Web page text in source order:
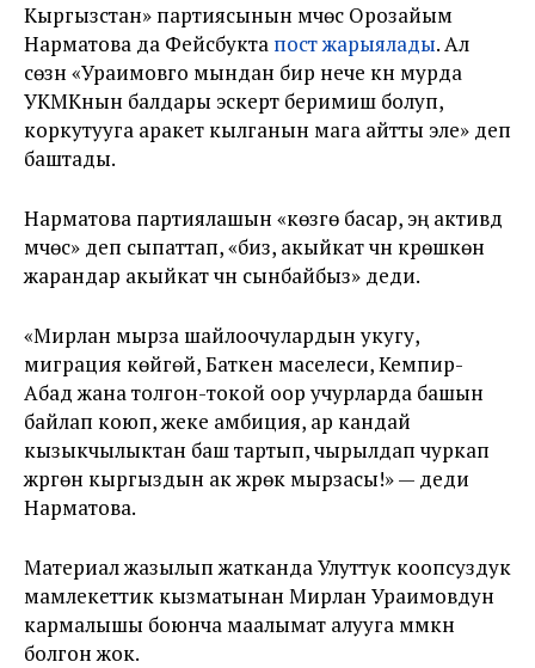
Кыргызстан» партиясынын мүчөсү Орозайым
Нарматова да Фейсбукта пост жарыялады. Ал
сөзүн «Ураимовго мындан бир нече күн мурда
УКМКнын балдары эскертүү беримиш болуп,
коркутууга аракет кылганын мага айтты эле» деп
баштады.
Нарматова партиялашын «көзгө басар, эң активдүү
мүчөсү» деп сыпаттап, «биз, акыйкат үчүн күрөшкөн
жарандар акыйкат үчүн сынбайбыз» деди.
«Мирлан мырза шайлоочулардын укугу,
миграция көйгөйү, Баткен маселеси, Кемпир-
Абад жана толгон-токой оор учурларда башын
байлап коюп, жеке амбиция, ар кандай
кызыкчылыктан баш тартып, чырылдап чуркап
жүргөн кыргыздын ак жүрөк мырзасы!» — деди
Нарматова.
Материал жазылып жатканда Улуттук коопсуздук
мамлекеттик кызматынан Мирлан Ураимовдун
кармалышы боюнча маалымат алууга мүмкүн
болгон жок.